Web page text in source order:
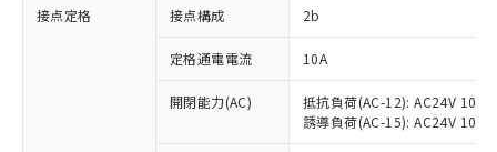
接点定格 接点構成 2b
定格通電電流 10A
開閉能力(AC)
抵抗負荷(AC-12): AC24V 10A/
誘導負荷(AC-15): AC24V
ご利用条件
以下の条件をお読みいただき、同意のうえ
対応予定：EU RoHS指令（10物質）の非含
有に対応した製品に切り替える予定のある
対応予定なし：EU RoHS指令（10物質）の
非含有に非対応の商品で、対応品を出す予